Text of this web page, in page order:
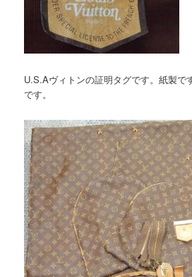
U.S.Aヴィトンの証明タグです。紙製で
です。